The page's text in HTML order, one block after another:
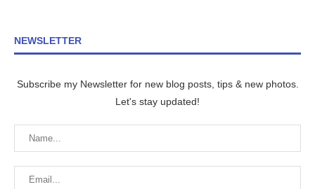
NEWSLETTER
Subscribe my Newsletter for new blog posts, tips & new photos.
Let's stay updated!